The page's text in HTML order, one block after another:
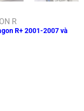
R
R+ 2001-2007 và